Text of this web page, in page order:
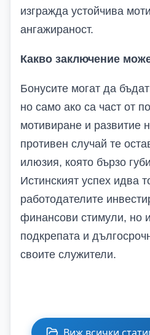
изгражда устойчива
ангажираност.
Какво заключение
Бонусите могат да
но само ако са част от
мотивиране и развитие
противен случай те
илюзия, която бързо
Истинският успех идва
работодателите
финансови стимули, но
подкрепата и
своите служители.